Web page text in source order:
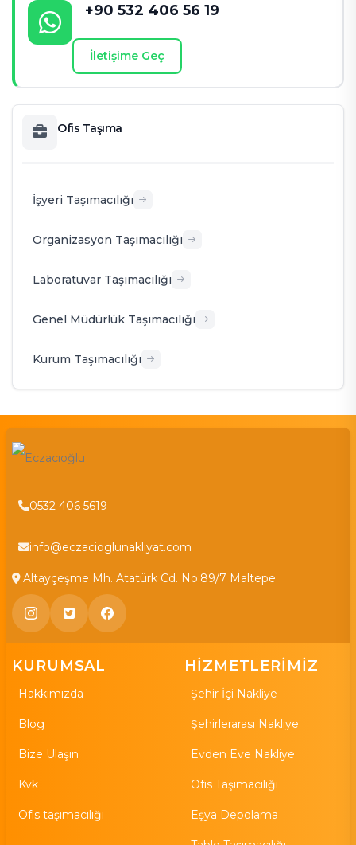
+90 532 406 56 19
İletişime Geç
Ofis Taşıma
İşyeri Taşımacılığı
Organizasyon Taşımacılığı
⁠⁠Laboratuvar Taşımacılığı
Genel Müdürlük Taşımacılığı
Kurum Taşımacılığı
0532 406 5619
info@eczacioglunakliyat.com
Altayçeşme Mh. Atatürk Cd. No:89/7 Maltepe
KURUMSAL
Hakkımızda
Blog
Bize Ulaşın
Kvk
Ofis taşımacılığı
HİZMETLERİMİZ
Şehir İçi Nakliye
Şehirlerarası Nakliye
Evden Eve Nakliye
Ofis Taşımacılığı
Eşya Depolama